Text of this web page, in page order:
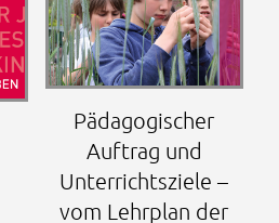
Pädagogischer
Auftrag und
Unterrichtsziele –
vom Lehrplan der